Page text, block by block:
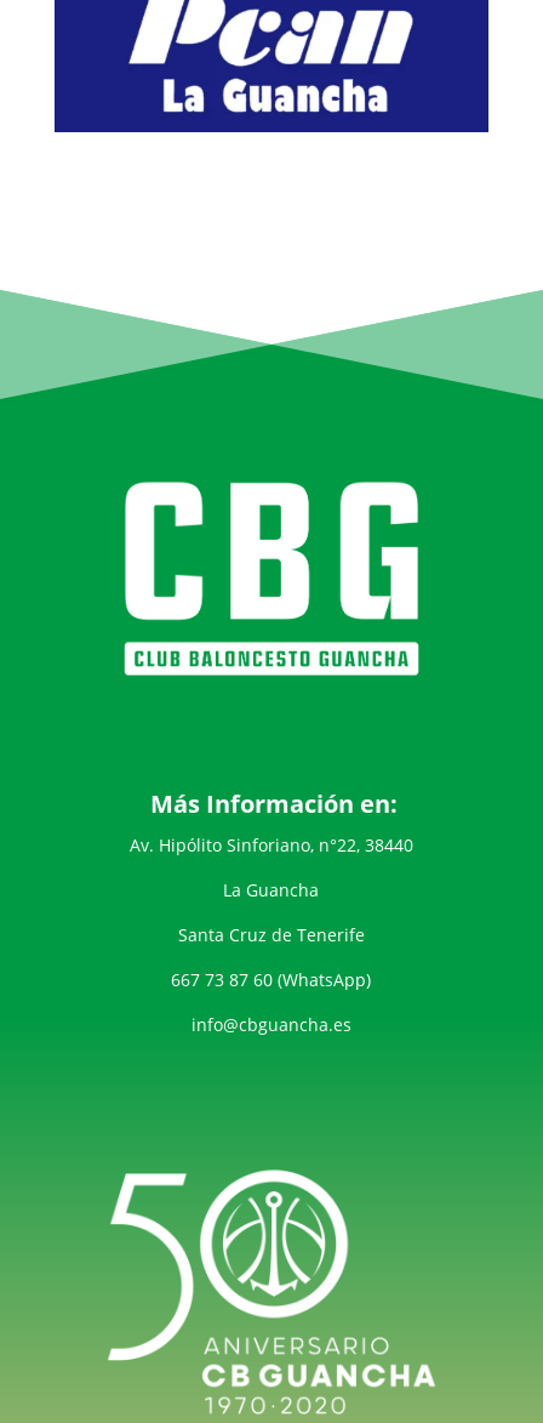
Más Información en:
Av. Hipólito Sinforiano, n°22, 38440
La Guancha
Santa Cruz de Tenerife
667 73 87 60 (WhatsApp)
info@cbguancha.es